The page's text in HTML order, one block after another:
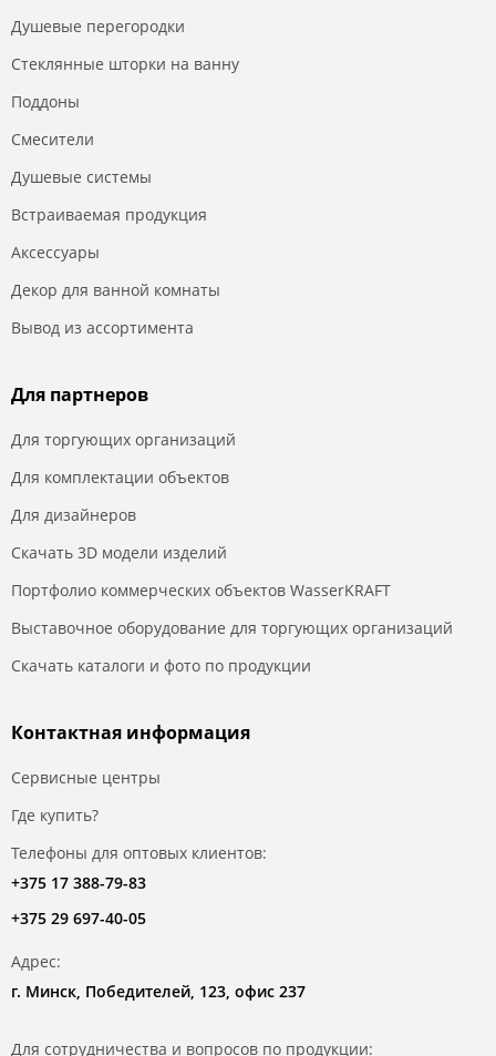
Душевые перегородки
Стеклянные шторки на ванну
Поддоны
Смесители
Душевые системы
Встраиваемая продукция
Аксессуары
Декор для ванной комнаты
Вывод из ассортимента
Для партнеров
Для торгующих организаций
Для комплектации объектов
Для дизайнеров
Скачать 3D модели изделий
Портфолио коммерческих объектов WasserKRAFT
Выставочное оборудование для торгующих организаций
Скачать каталоги и фото по продукции
Контактная информация
Сервисные центры
Где купить?
Телефоны для оптовых клиентов:
+375 17 388-79-83
+375 29 697-40-05
Адрес:
г. Минск, Победителей, 123, офис 237
Для сотрудничества и вопросов по продукции: